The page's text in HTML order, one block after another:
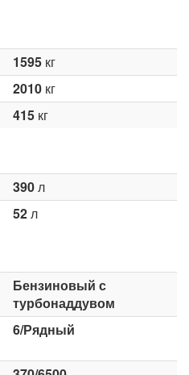
1595 кг
2010 кг
415 кг
390л
52л
Бензиновый с
турбонаддувом
6/Рядный